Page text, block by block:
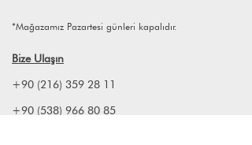
katmalı.
üretimi Dünya'nın en kaliteli porselen
çamuru olan Limoges kullanarak
Ece Dalman & Perihan Yazgıç
*Mağazamız Pazartesi günleri kapalıdır.
Bize Ulaşın
+90 (216) 359 28 11
+90 (538) 966 80 85